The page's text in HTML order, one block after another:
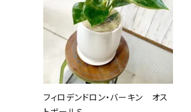
フィロデンドロン・バーキン オス